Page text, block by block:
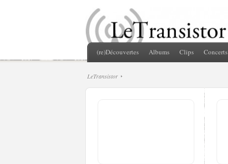
(re)Découvertes Albums Clips Concerts
LeTransistor